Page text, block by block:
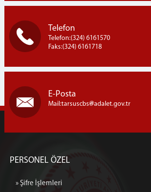
Telefon
Telefon:(324) 6161570
Faks:(324) 6161718
E-Posta
Mail:tarsuscbs adalet.gov.tr
PERSONEL ÖZEL
» Şifre İşlemleri